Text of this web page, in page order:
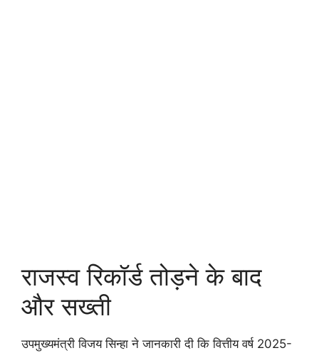
राजस्व रिकॉर्ड तोड़ने के बाद
और सख्ती
उपमुख्यमंत्री विजय सिन्हा ने जानकारी दी कि वित्तीय वर्ष 2025-